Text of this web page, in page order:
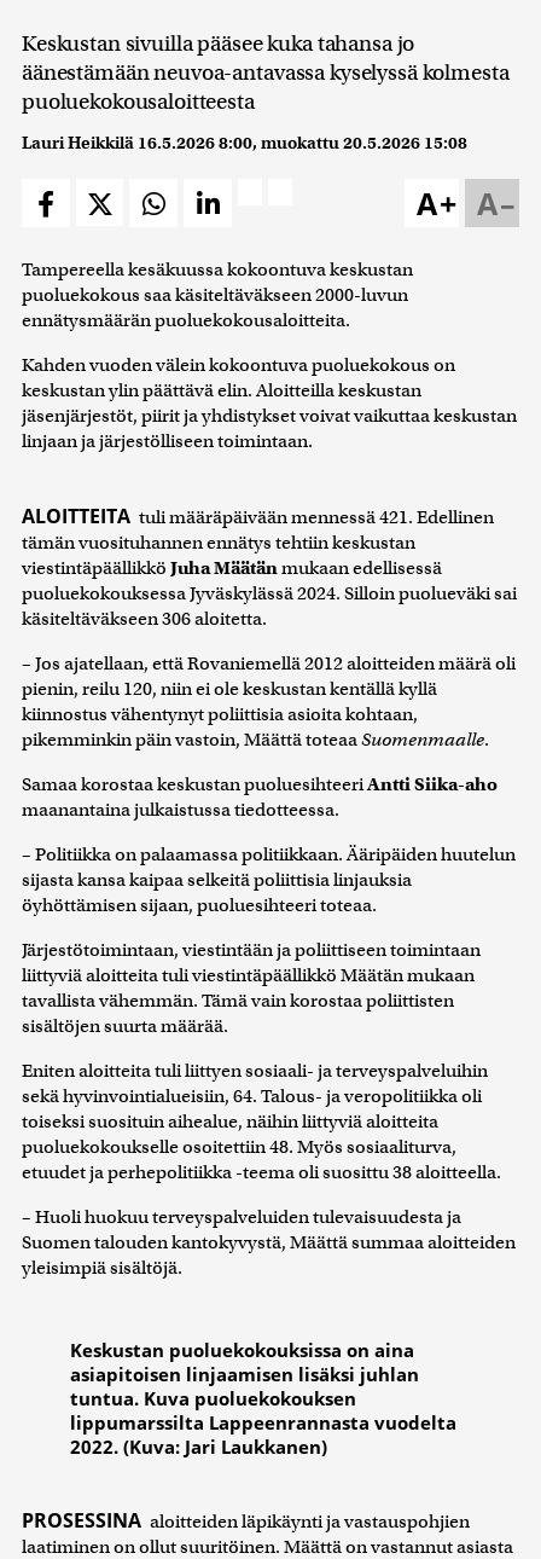
Keskustan sivuilla pääsee kuka tahansa jo
äänestämään neuvoa-antavassa kyselyssä kolmesta
puoluekokousaloitteesta
Lauri Heikkilä 16.5.2026 8:00, muokattu20.5.2026 15:08
A–
A+
Tampereella kesäkuussa kokoontuva keskustan
puoluekokous saa käsiteltäväkseen 2000-luvun
ennätysmäärän puoluekokousaloitteita.
Kahden vuoden välein kokoontuva puoluekokous on
keskustan ylin päättävä elin. Aloitteilla keskustan
jäsenjärjestöt, piirit ja yhdistykset voivat vaikuttaa keskustan
linjaan ja järjestölliseen toimintaan.
ALOITTEITA tuli määräpäivään mennessä 421. Edellinen
tämän vuosituhannen ennätys tehtiin keskustan
viestintäpäällikkö Juha Määtänmukaan edellisessä
puoluekokouksessa Jyväskylässä 2024. Silloin puolueväki sai
käsiteltäväkseen 306 aloitetta.
– Jos ajatellaan, että Rovaniemellä 2012 aloitteiden määrä oli
pienin, reilu 120, niin ei ole keskustan kentällä kyllä
kiinnostus vähentynyt poliittisia asioita kohtaan,
pikemminkin päin vastoin, Määttä toteaaSuomenmaalle.
Samaa korostaa keskustan puoluesihteeriAntti Siika-aho
maanantaina julkaistussa tiedotteessa.
– Politiikka on palaamassa politiikkaan. Ääripäiden huutelun
sijasta kansa kaipaa selkeitä poliittisia linjauksia
öyhöttämisen sijaan, puoluesihteeri toteaa.
Järjestötoimintaan, viestintään ja poliittiseen toimintaan
liittyviä aloitteita tuli viestintäpäällikkö Määtän mukaan
tavallista vähemmän. Tämä vain korostaa poliittisten
sisältöjen suurta määrää.
Eniten aloitteita tuli liittyen sosiaali- ja terveyspalveluihin
sekä hyvinvointialueisiin, 64. Talous- ja veropolitiikka oli
toiseksi suosituin aihealue, näihin liittyviä aloitteita
puoluekokoukselle osoitettiin 48. Myös sosiaaliturva,
etuudet ja perhepolitiikka -teema oli suosittu 38 aloitteella.
– Huoli huokuu terveyspalveluiden tulevaisuudesta ja
Suomen talouden kantokyvystä, Määttä summaa aloitteiden
yleisimpiä sisältöjä.
Keskustan puoluekokouksissa on aina
asiapitoisen linjaamisen lisäksi juhlan
tuntua. Kuva puoluekokouksen
lippumarssilta Lappeenrannasta vuodelta
2022. (Kuva: Jari Laukkanen)
PROSESSINA aloitteiden läpikäynti ja vastauspohjien
laatiminen on ollut suuritöinen. Määttä on vastannut asiasta